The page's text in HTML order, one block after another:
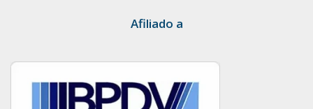
Afiliado a